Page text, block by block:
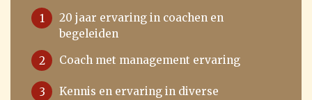
1
20 jaar ervaring in coachen en
begeleiden
2 Coach met management ervaring
3
Kennis en ervaring in diverse